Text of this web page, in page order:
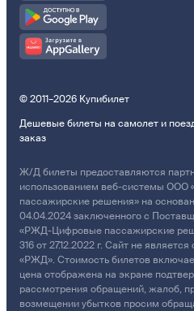
© 2011–2026 Купибилет
Дешевые билеты на самолет и
заказ
Ж/Д билеты предоставляются
использованием веб-системы
пассажирские решения» на
04.04.2024 заключенного с
«РЖД-Цифровые пассажирские
316 от 27.12.2022 г. Сайт не
«РЖД». Стоимость билетов
цена отображена на экране
рассмотрения обращений, жалоб,
возмещении убытков просим